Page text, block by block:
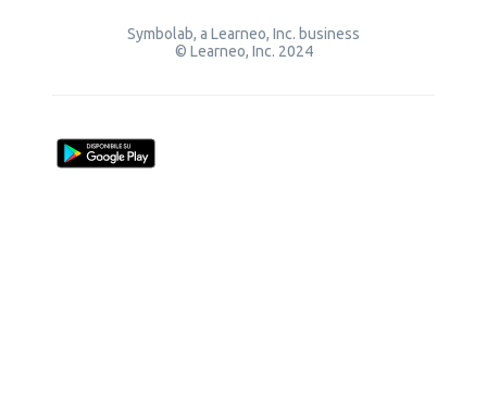
Symbolab, a Learneo, Inc. business
© Learneo, Inc. 2024